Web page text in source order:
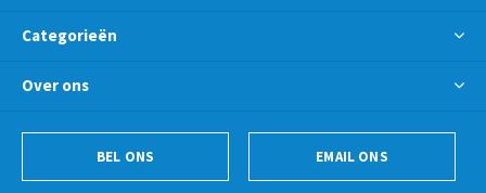
Categorieën
Over ons
BEL ONS EMAIL ONS